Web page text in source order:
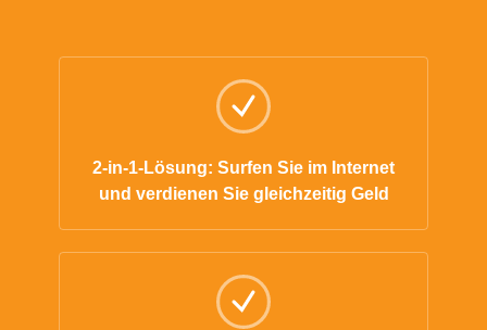
2-in-1-Lösung: Surfen Sie im Internet
und verdienen Sie gleichzeitig Geld